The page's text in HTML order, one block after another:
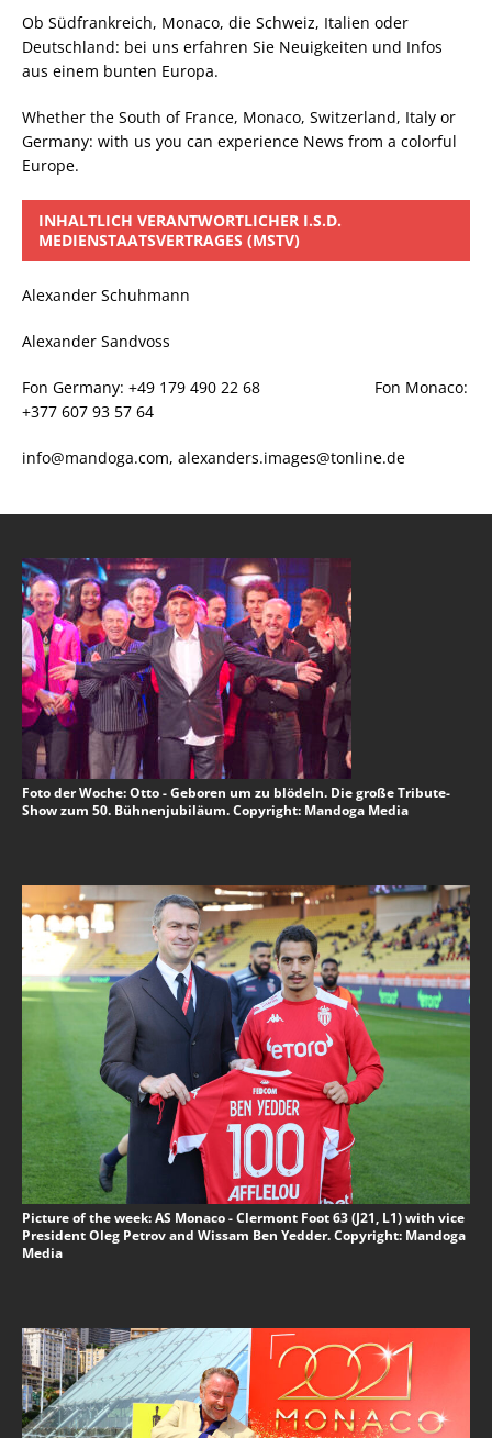
Ob Südfrankreich, Monaco, die Schweiz, Italien oder
Deutschland: bei uns erfahren Sie Neuigkeiten und Infos
aus einem bunten Europa.
Whether the South of France, Monaco, Switzerland, Italy or
Germany: with us you can experience News from a colorful
Europe.
INHALTLICH VERANTWORTLICHER I.S.D.
MEDIENSTAATSVERTRAGES (MSTV)
Alexander Schuhmann
Alexander Sandvoss
Fon Germany: +49 179 490 22 68 Fon Monaco:
+377 607 93 57 64
info@mandoga.com, alexanders.images@tonline.de
Foto der Woche: Otto - Geboren um zu blödeln. Die große Tribute-
Show zum 50. Bühnenjubiläum. Copyright: Mandoga Media
Picture of the week: AS Monaco - Clermont Foot 63 (J21, L1) with vice
President Oleg Petrov and Wissam Ben Yedder. Copyright: Mandoga
Media